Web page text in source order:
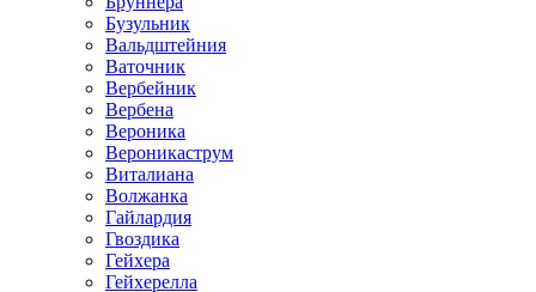
Бузульник
Вальдштейния
Ваточник
Вербейник
Вербена
Вероника
Вероникаструм
Виталиана
Волжанка
Гайлардия
Гвоздика
Гейхера
Гейхерелла